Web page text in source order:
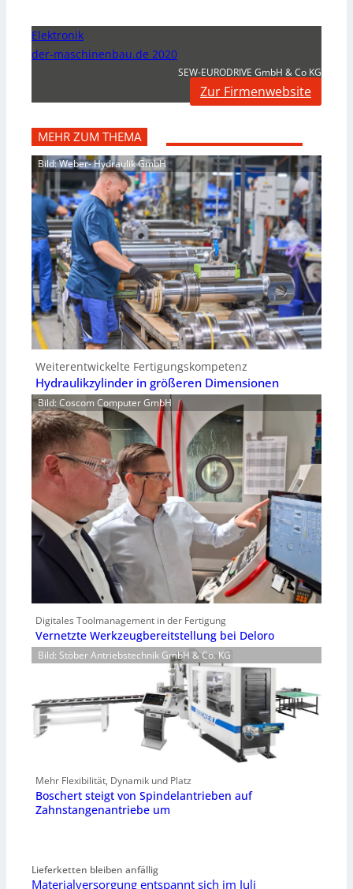
Elektronik
der-maschinenbau.de 2020
SEW-EURODRIVE GmbH & Co KG
Zur Firmenwebsite
MEHR ZUM THEMA
Bild: Weber- Hydraulik GmbH
Weiterentwickelte Fertigungskompetenz
Hydraulikzylinder in größeren Dimensionen
Bild: Coscom Computer GmbH
Digitales Toolmanagement in der Fertigung
Vernetzte Werkzeugbereitstellung bei Deloro
Bild: Stöber Antriebstechnik GmbH & Co. KG
Mehr Flexibilität, Dynamik und Platz
Boschert steigt von Spindelantrieben auf
Zahnstangenantriebe um
Lieferketten bleiben anfällig
Materialversorgung entspannt sich im Juli